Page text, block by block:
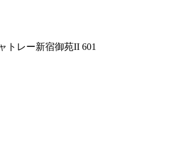
トレー新宿御苑II 601